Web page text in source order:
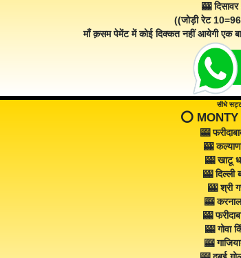
🎰
((जोड़ी रेट
माँ क़सम पेमेंट में कोई दिक्कत नहीं आयेगी एक
सीधे
⭕️
🎰
🎰
🎰 खाटू
🎰
🎰 श्री
🎰
🎰
🎰 गोवा
🎰